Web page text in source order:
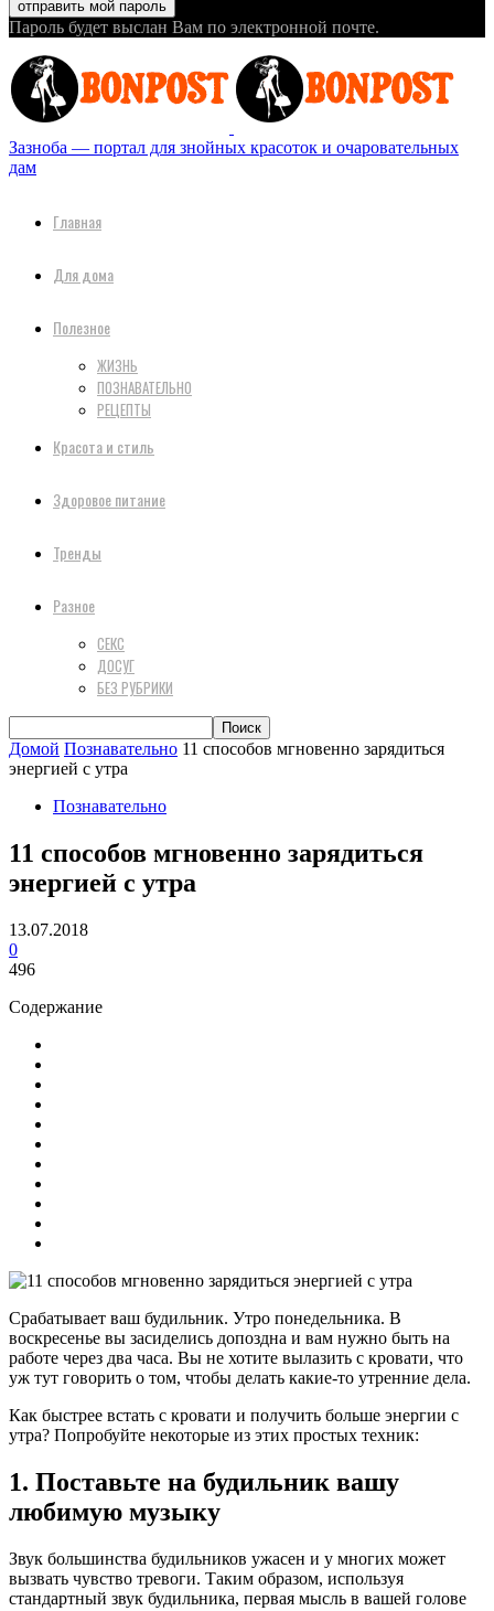
Пароль будет выслан Вам по электронной почте.
Зазноба — портал для знойных красоток и очаровательных
дам
Главная
Для дома
Полезное
ЖИЗНЬ
ПОЗНАВАТЕЛЬНО
РЕЦЕПТЫ
Красота и стиль
Здоровое питание
Тренды
Разное
СЕКС
ДОСУГ
БЕЗ РУБРИКИ
Домой Познавательно 11 способов мгновенно зарядиться
энергией с утра
Познавательно
11 способов мгновенно зарядиться
энергией с утра
13.07.2018
0
496
Содержание
Срабатывает ваш будильник. Утро понедельника. В
воскресенье вы засиделись допоздна и вам нужно быть на
работе через два часа. Вы не хотите вылазить с кровати, что
уж тут говорить о том, чтобы делать какие-то утренние дела.
Как быстрее встать с кровати и получить больше энергии с
утра? Попробуйте некоторые из этих простых техник:
1. Поставьте на будильник вашу
любимую музыку
Звук большинства будильников ужасен и у многих может
вызвать чувство тревоги. Таким образом, используя
стандартный звук будильника, первая мысль в вашей голове